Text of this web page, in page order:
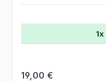
1x
Regulärer Preis:
19,00 €